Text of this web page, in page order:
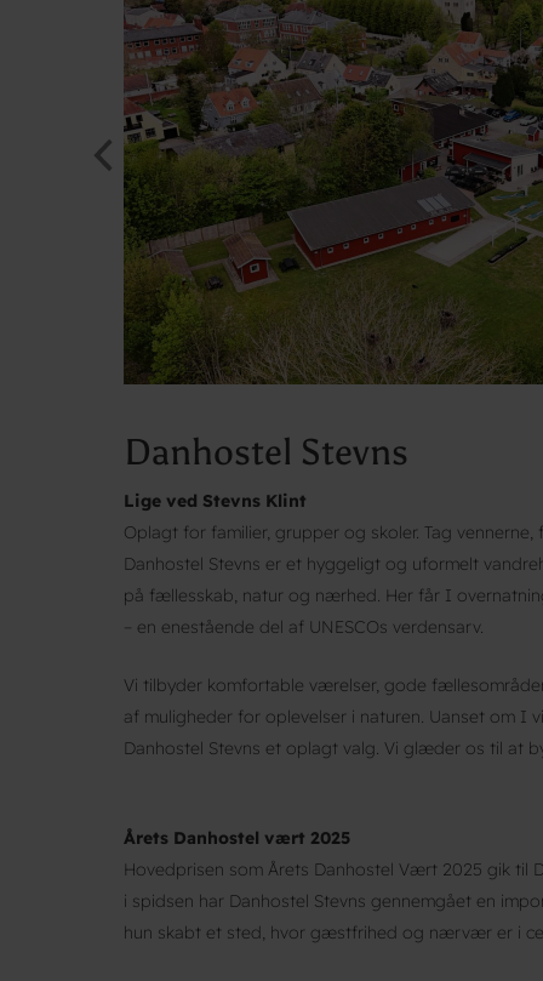
Danhostel Stevns
Lige ved Stevns Klint
Oplagt for familier, grupper og skoler. Tag
Danhostel Stevns er et hyggeligt og uformelt
på fællesskab, natur og nærhed. Her får I
– en enestående del af UNESCOs verdensarv.
Vi tilbyder komfortable værelser, gode
af muligheder for oplevelser i naturen. Uanset om I
Danhostel Stevns et oplagt valg. Vi glæder os til at
Årets Danhostel vært 2025
Hovedprisen som Årets Danhostel Vært 2025 gik til
i spidsen har Danhostel Stevns gennemgået en
hun skabt et sted, hvor gæstfrihed og nærvær er i